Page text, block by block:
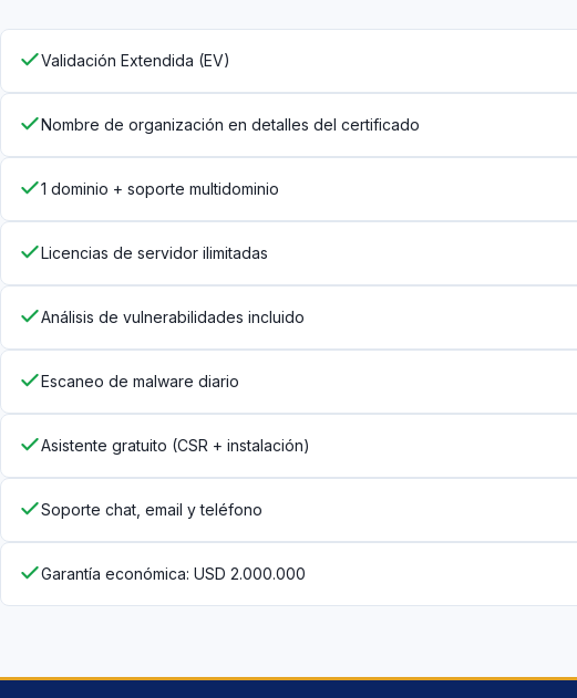
Validación Extendida (EV)
Nombre de organización en detalles del certificado
1 dominio + soporte multidominio
Licencias de servidor ilimitadas
Análisis de vulnerabilidades incluido
Escaneo de malware diario
Asistente gratuito (CSR + instalación)
Soporte chat, email y teléfono
Garantía económica: USD 2.000.000